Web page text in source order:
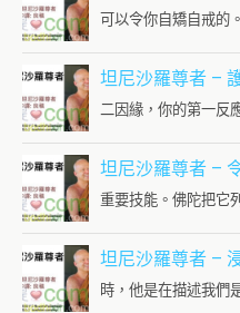
可以令你自矯自戒的
坦尼沙羅尊者 –
二因緣，你的第一反
坦尼沙羅尊者 –
重要技能。佛陀把它
坦尼沙羅尊者 –
時，他是在描述我們